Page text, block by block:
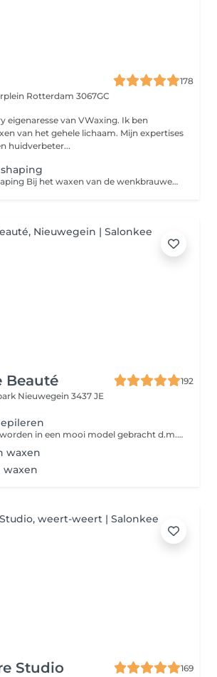
178
Rotterdam 3067GC
eigenaresse van VWaxing. Ik ben
van het gehele lichaam. Mijn expertises
huidverbeter...
Complete Browshaping Bij het waxen van de wenkbrauwen wordt warme wax op de huid aangebracht om ongewenste haartjes rondom de wenkbrauwen te verwijderen. Het resultaat zijn strakke, mooie wenkbrauwen met een langdurig effect.
Beauté
192
Nieuwegein 3437 JE
De wenkbrauwen worden in een mooi model gebracht d.m.v. een pincet.
waxen
waxen
Studio
169